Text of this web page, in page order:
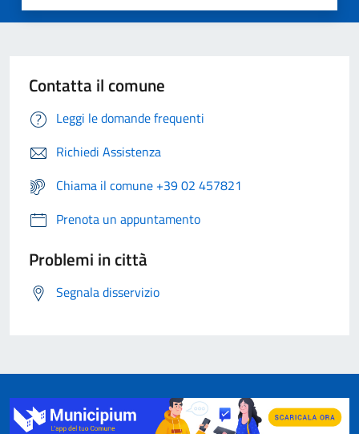
Contatta il comune
Leggi le domande frequenti
Richiedi Assistenza
Chiama il comune +39 02 457821
Prenota un appuntamento
Problemi in città
Segnala disservizio